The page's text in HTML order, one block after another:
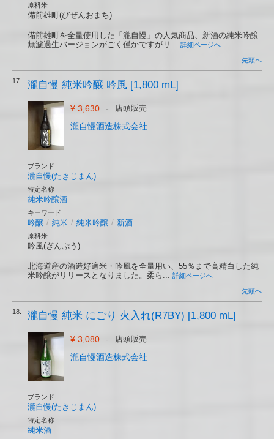
原料米
備前雄町(びぜんおまち)
備前雄町を全量使用した「瀧自慢」の人気商品、新酒の純米吟醸
無濾過生バージョンがごく僅かですがリ... 詳細ページへ
先頭へ
17. 瀧自慢 純米吟醸 吟風 [1,800 mL]
¥ 3,630 - 店頭販売
瀧自慢酒造株式会社
ブランド
瀧自慢(たきじまん)
特定名称
純米吟醸酒
キーワード
吟醸 / 純米 / 純米吟醸 / 新酒
原料米
吟風(ぎんぷう)
北海道産の酒造好適米・吟風を全量用い、55％まで高精白した純
米吟醸がリリースとなりました。柔ら... 詳細ページへ
先頭へ
18. 瀧自慢 純米 にごり 火入れ(R7BY) [1,800 mL]
¥ 3,080 - 店頭販売
瀧自慢酒造株式会社
ブランド
瀧自慢(たきじまん)
特定名称
純米酒